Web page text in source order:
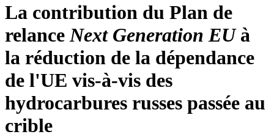
La contribution du Plan de
relance Next Generation EUà
la réduction de la dépendance
de l'UE vis-à-vis des
hydrocarbures russes passée au
crible